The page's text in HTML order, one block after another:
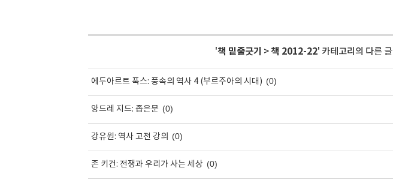
'책 밑줄긋기 >책 2012-22' 카테고리의 다른 글
에두아르트 푹스: 풍속의 역사 4 (부르주아의 시대) (0)
앙드레 지드: 좁은문 (0)
강유원: 역사 고전 강의 (0)
존 키건: 전쟁과 우리가 사는 세상 (0)